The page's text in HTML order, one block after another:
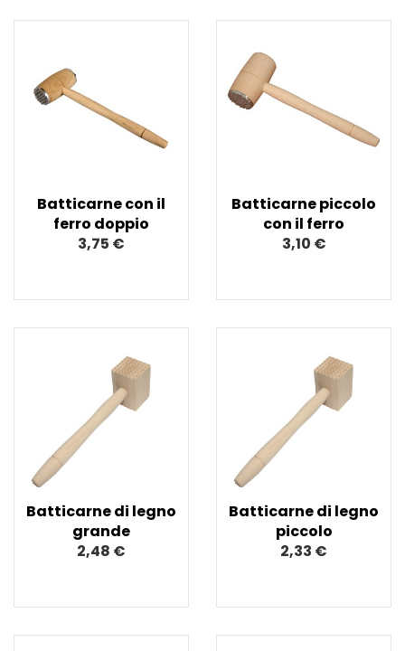
Batticarne con il
ferro doppio
3,75 €
Batticarne piccolo
con il ferro
3,10 €
Batticarne di legno
grande
2,48 €
Batticarne di legno
piccolo
2,33 €